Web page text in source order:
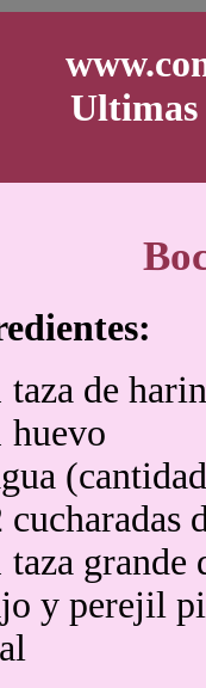
Ultimas
taza de
huevo
cucharadas
taza grande
y perejil